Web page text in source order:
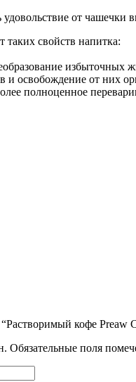
от чашечки
таких свойств напитка:
избыточных
и освобождение от них
полноценное
кофе
Обязательные поля